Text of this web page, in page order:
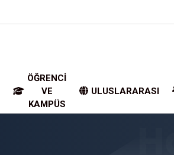
ÖĞRENCI
VE
KAMPÜS
ULUSLARARASI